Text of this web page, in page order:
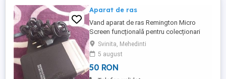
Aparat de ras
Vand aparat de ras Remington Micro
Screen funcțională pentru colecționari
Svinita, Mehedinti
5 august
50 RON